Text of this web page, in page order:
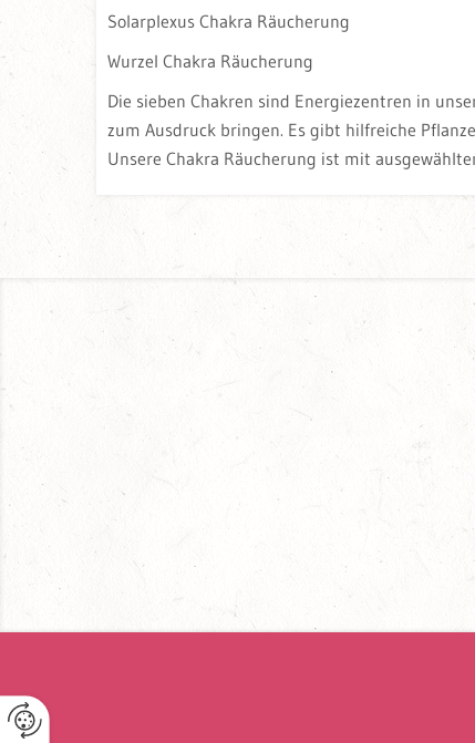
Solarplexus Chakra Räucherung
Wurzel Chakra Räucherung
Die sieben Chakren sind Energiezentren in
zum Ausdruck bringen. Es gibt hilfreiche
Unsere Chakra Räucherung ist mit